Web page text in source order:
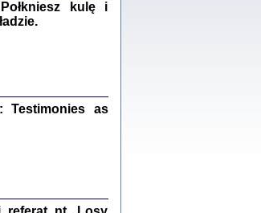
2021
kulę i
Testimonies as